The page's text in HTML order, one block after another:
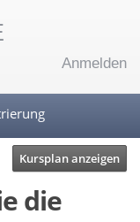
Anmelden
Kursplan anzeigen
die